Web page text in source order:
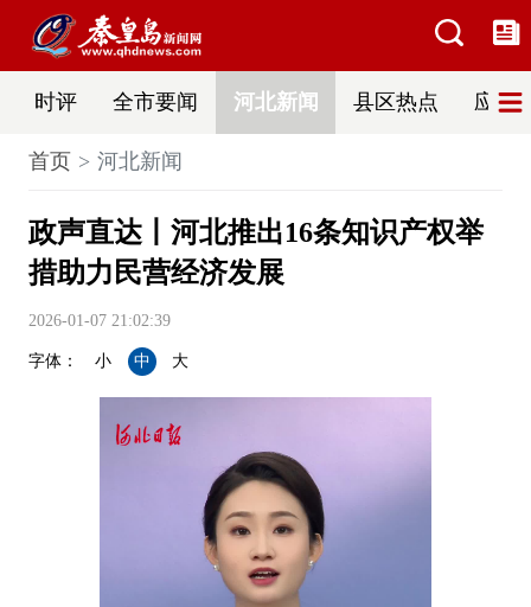
时评 全市要闻 河北新闻 县区热点 应急
首页 河北新闻
政声直达丨河北推出16条知识产权举
措助力民营经济发展
2026-01-07 21:02:39
字体： 小 中 大